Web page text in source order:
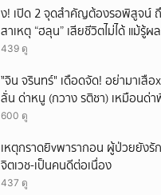
ง! เปิด 2 จุดสำคัญต้องรอพิสูจน์ ถึ
สาเหตุ “ฮลุน” เสียชีวิตไม่ได้ แม้รู้ผ
439 ดู
"จิน จรินทร์" เดือดจัด! อย่ามาเสือ
ลั่น ด่าหนู (กวาง รติชา) เหมือนด่
คนของผม จบ!!!
600 ดู
เหตุกราดยิvพารากอน ผู้ป่วยยังรั
จิตเวช-เป็นคนดีต่อเนื่อง
437 ดู